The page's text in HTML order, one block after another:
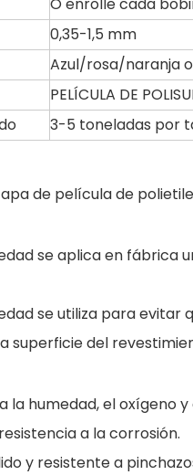
O enrolle cada
0,35-1,5 mm
Azul/rosa/naranja
PELÍCULA DE
3-5 toneladas por
de película de
se aplica en fábrica
se utiliza para evitar
superficie del
la humedad, el oxígeno y
a la corrosión.
y resistente a